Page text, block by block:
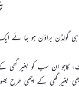
ہی گولڈن براؤن ہو جا ئے
کاجو ان سب کو بغیر
گھی کے اچھی طرح